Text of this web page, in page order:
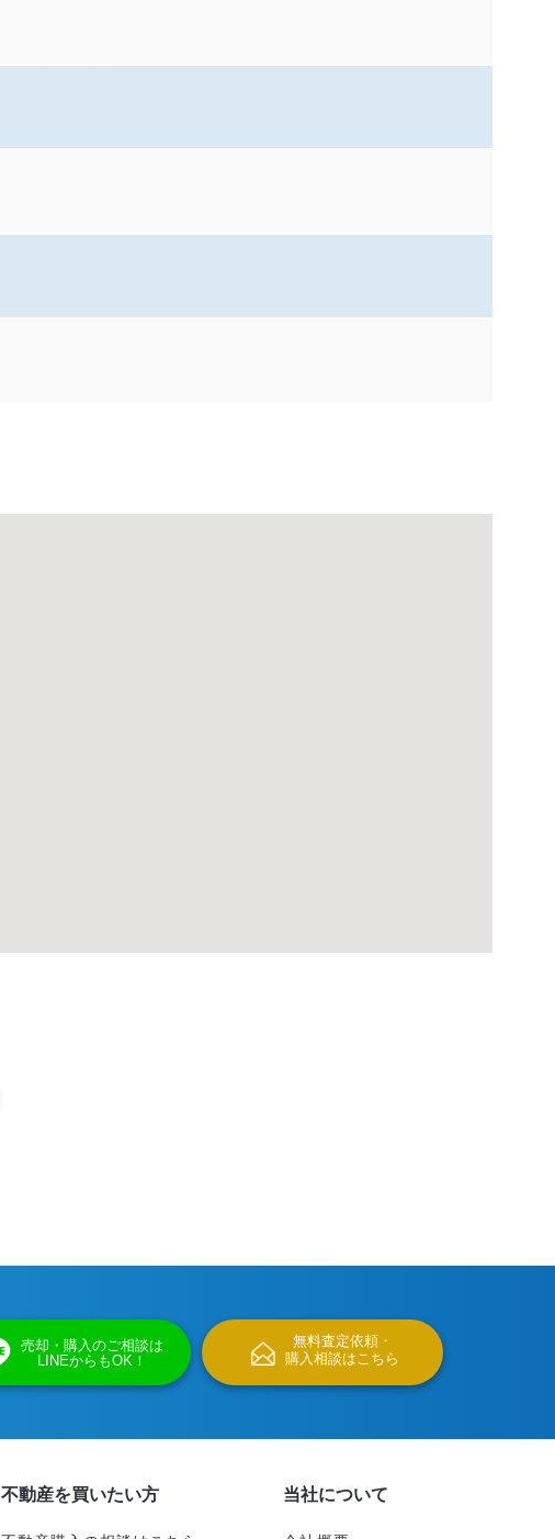
売却・購入のご相談は
LINEからもOK！
無料査定依頼・
購入相談はこちら
不動産を買いたい方 当社について